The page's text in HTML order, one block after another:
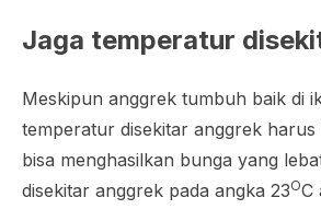
Jaga temperatur
Meskipun anggrek tumbuh baik di
temperatur disekitar anggrek harus
bisa menghasilkan bunga yang
disekitar anggrek pada angka 23OC